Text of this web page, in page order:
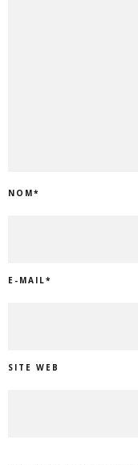
NOM*
E-MAIL*
SITE WEB